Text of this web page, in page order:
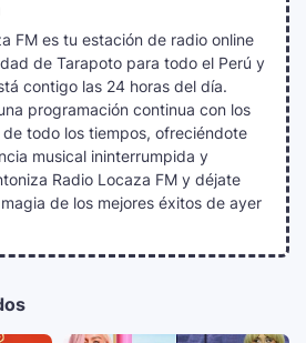
FM es tu estación de radio online
de Tarapoto para todo el Perú y
contigo las 24 horas del día.
programación continua con los
de todo los tiempos, ofreciéndote
musical ininterrumpida y
Radio Locaza FM y déjate
de los mejores éxitos de ayer